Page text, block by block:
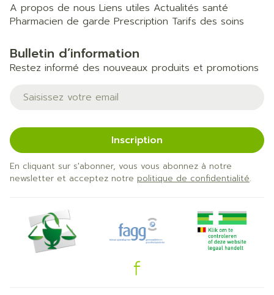
A propos de nous Liens utiles Actualités santé
Pharmacien de garde Prescription Tarifs des soins
Bulletin d’information
Restez informé des nouveaux produits et promotions
Adresse mail
Inscription
En cliquant sur s'abonner, vous vous abonnez à notre
newsletter et acceptez notre politique de confidentialité.